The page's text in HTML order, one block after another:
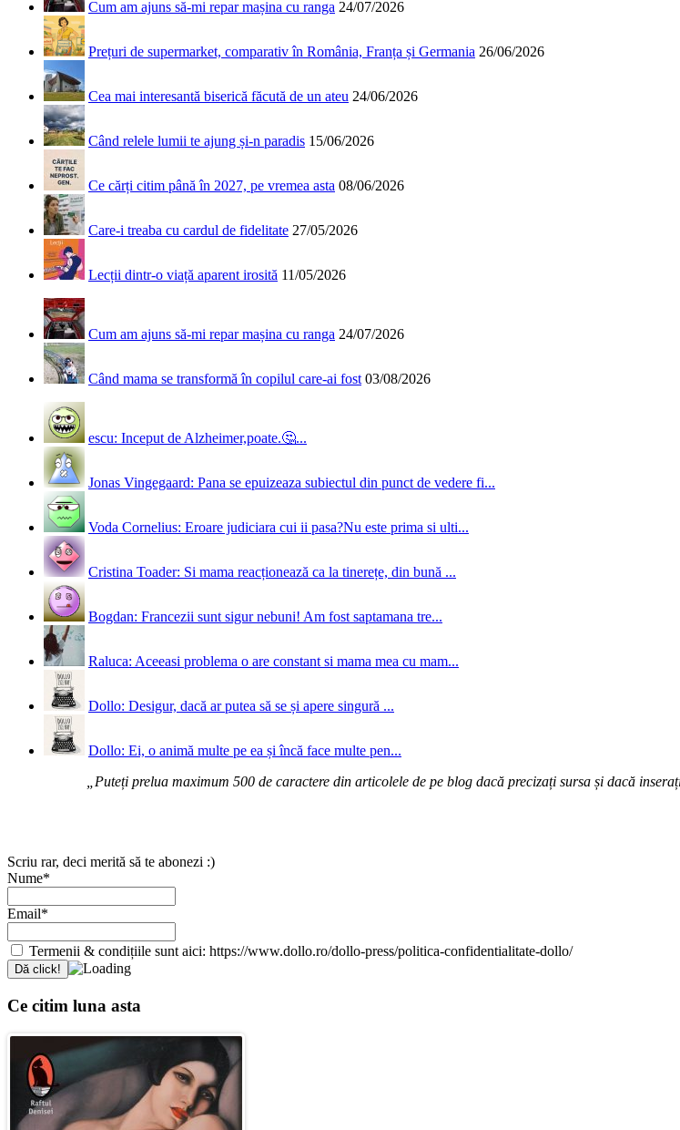
Cum am ajuns să-mi repar mașina cu ranga 24/07/2026
Prețuri de supermarket, comparativ în România, Franța și Germania 26/06/2026
Cea mai interesantă biserică făcută de un ateu 24/06/2026
Când relele lumii te ajung și-n paradis 15/06/2026
Ce cărți citim până în 2027, pe vremea asta 08/06/2026
Care-i treaba cu cardul de fidelitate 27/05/2026
Lecții dintr-o viață aparent irosită 11/05/2026
Cum am ajuns să-mi repar mașina cu ranga 24/07/2026
Când mama se transformă în copilul care-ai fost 03/08/2026
escu: Inceput de Alzheimer,poate.🤔...
Jonas Vingegaard: Pana se epuizeaza subiectul din punct de vedere fi...
Voda Cornelius: Eroare judiciara cui ii pasa?Nu este prima si ulti...
Cristina Toader: Si mama reacționează ca la tinerețe, din bună ...
Bogdan: Francezii sunt sigur nebuni! Am fost saptamana tre...
Raluca: Aceeasi problema o are constant si mama mea cu mam...
Dollo: Desigur, dacă ar putea să se și apere singură ...
Dollo: Ei, o animă multe pe ea și încă face multe pen...
„Puteți prelua maximum 500 de caractere din articolele de pe blog dacă precizați sursa și dacă
Scriu rar, deci merită să te abonezi :)
Nume*
Email*
Termenii & condițiile sunt aici: https://www.dollo.ro/dollo-press/politica-confidentialitate-dollo/
Ce citim luna asta